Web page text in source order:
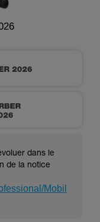
dans le
de la notice
Mobil